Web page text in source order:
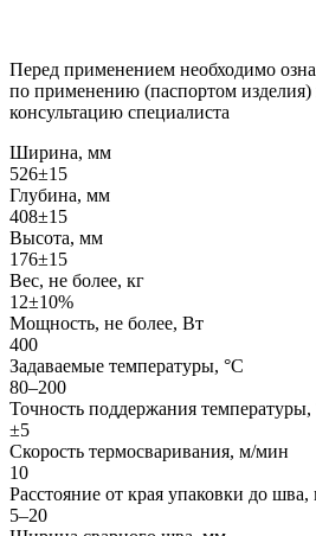
Перед применением необходимо
по применению (паспортом изделия)
консультацию специалиста
Ширина, мм
526±15
Глубина, мм
408±15
Высота, мм
176±15
Вес, не более, кг
12±10%
Мощность, не более, Вт
400
Задаваемые температуры, °С
80–200
Точность поддержания температуры,
±5
Скорость термосваривания, м/мин
10
Расстояние от края упаковки до
5–20